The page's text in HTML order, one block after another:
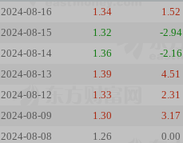
2024-08-16 1.34 1.52
2024-08-15
1.32 -2.94
2024-08-14
1.36 -2.16
2024-08-13
1.39 4.51
2024-08-12
1.33 2.31
2024-08-09
1.30 3.17
2024-08-08
1.26 0.00